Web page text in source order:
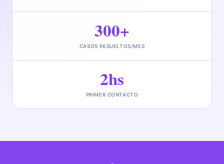
300+
CASOS RESUELTOS/MES
2hs
PRIMER CONTACTO